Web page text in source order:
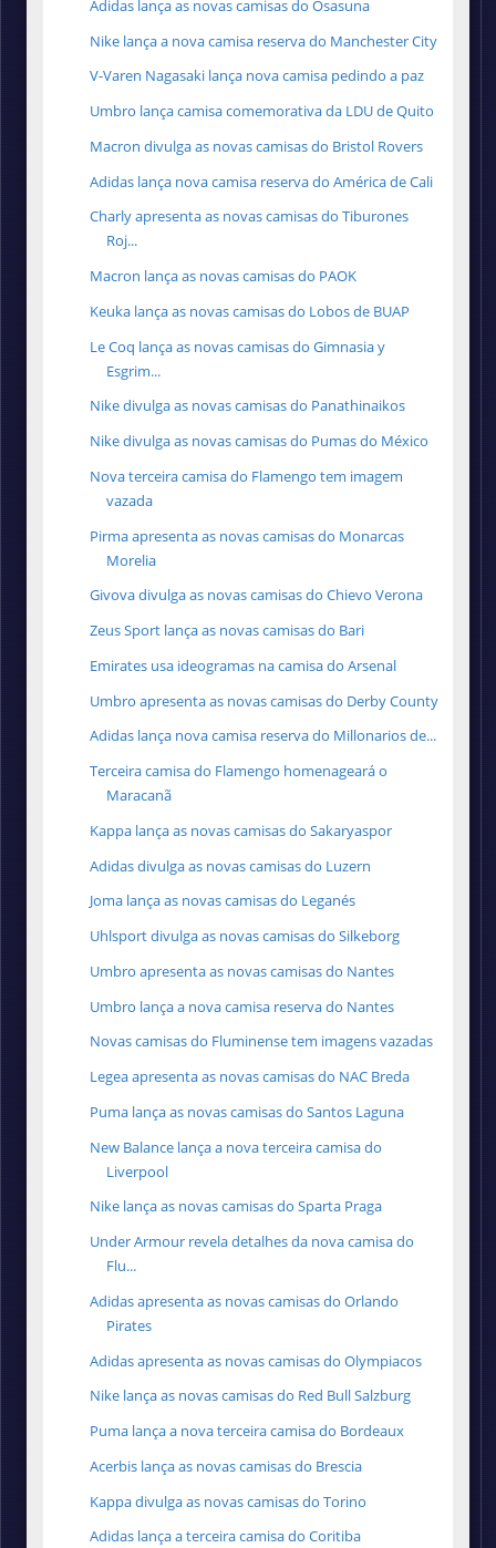
Adidas lança as novas camisas do Osasuna
Nike lança a nova camisa reserva do Manchester City
V-Varen Nagasaki lança nova camisa pedindo a paz
Umbro lança camisa comemorativa da LDU de Quito
Macron divulga as novas camisas do Bristol Rovers
Adidas lança nova camisa reserva do América de Cali
Charly apresenta as novas camisas do Tiburones
Roj...
Macron lança as novas camisas do PAOK
Keuka lança as novas camisas do Lobos de BUAP
Le Coq lança as novas camisas do Gimnasia y
Esgrim...
Nike divulga as novas camisas do Panathinaikos
Nike divulga as novas camisas do Pumas do México
Nova terceira camisa do Flamengo tem imagem
vazada
Pirma apresenta as novas camisas do Monarcas
Morelia
Givova divulga as novas camisas do Chievo Verona
Zeus Sport lança as novas camisas do Bari
Emirates usa ideogramas na camisa do Arsenal
Umbro apresenta as novas camisas do Derby County
Adidas lança nova camisa reserva do Millonarios de...
Terceira camisa do Flamengo homenageará o
Maracanã
Kappa lança as novas camisas do Sakaryaspor
Adidas divulga as novas camisas do Luzern
Joma lança as novas camisas do Leganés
Uhlsport divulga as novas camisas do Silkeborg
Umbro apresenta as novas camisas do Nantes
Umbro lança a nova camisa reserva do Nantes
Novas camisas do Fluminense tem imagens vazadas
Legea apresenta as novas camisas do NAC Breda
Puma lança as novas camisas do Santos Laguna
New Balance lança a nova terceira camisa do
Liverpool
Nike lança as novas camisas do Sparta Praga
Under Armour revela detalhes da nova camisa do
Flu...
Adidas apresenta as novas camisas do Orlando
Pirates
Adidas apresenta as novas camisas do Olympiacos
Nike lança as novas camisas do Red Bull Salzburg
Puma lança a nova terceira camisa do Bordeaux
Acerbis lança as novas camisas do Brescia
Kappa divulga as novas camisas do Torino
Adidas lança a terceira camisa do Coritiba